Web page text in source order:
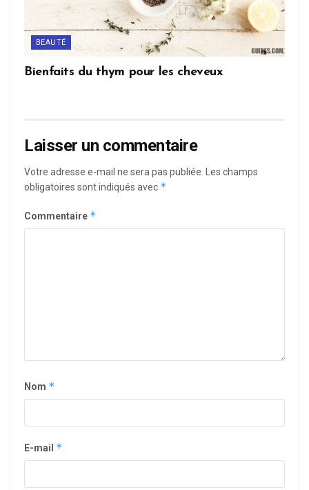
BEAUTÉ
Bienfaits du thym pour les cheveux
Laisser un commentaire
Votre adresse e-mail ne sera pas publiée. Les champs
obligatoires sont indiqués avec *
Commentaire *
Nom *
E-mail *